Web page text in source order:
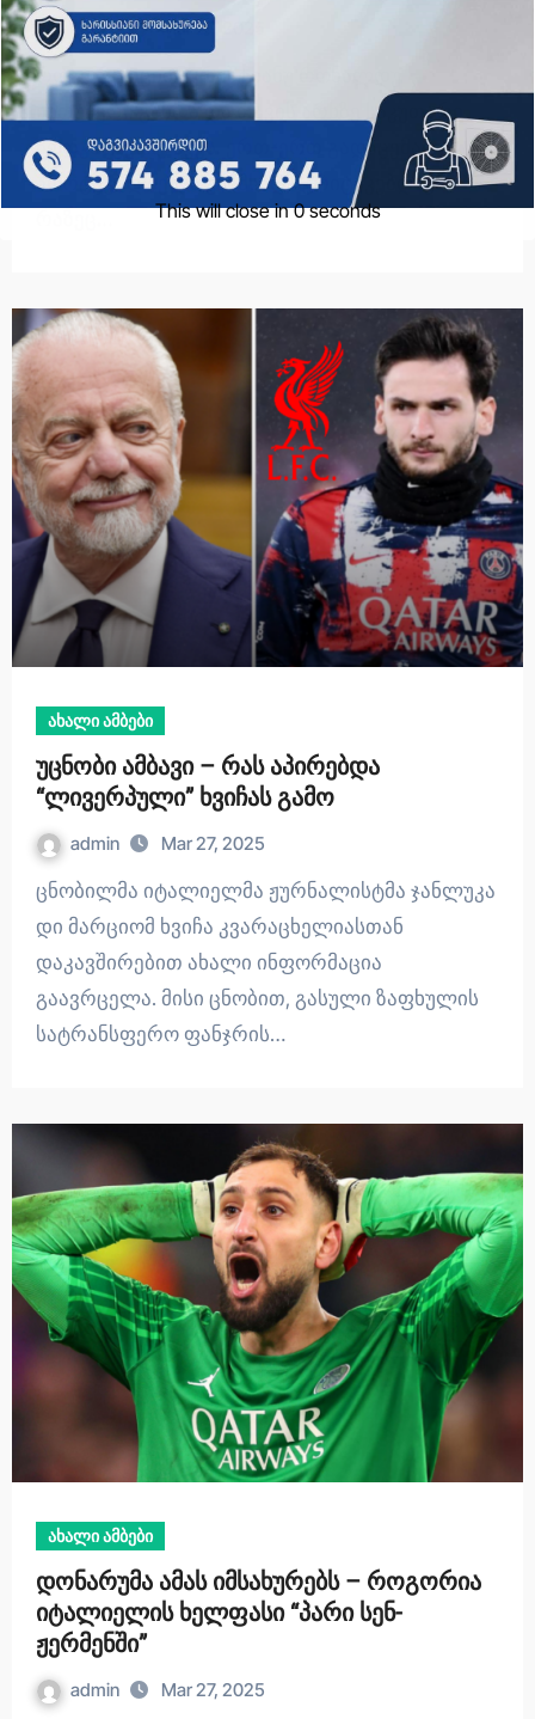
admin Mar 27, 2025
როგორც იცით, კრიშტიანუ რონალდუ
იუთუბერი გახდა და თავის არხზე საკუთარი
პოდკასტებიც აქვს. ერთ-ერთ გადაცემაში,
პორტუგალიელს უხამსად აკრიტიკებდნენ,
ახალი ამბები
უცნობი ამბავი – რას აპირებდა
“ლივერპული” ხვიჩას გამო
admin Mar 27, 2025
ცნობილმა იტალიელმა ჟურნალისტმა ჯანლუკა
დი მარციომ ხვიჩა კვარაცხელიასთან
დაკავშირებით ახალი ინფორმაცია
გაავრცელა. მისი ცნობით, გასული ზაფხულის
სატრანსფერო ფანჯრის…
ახალი ამბები
დონარუმა ამას იმსახურებს – როგორია
იტალიელის ხელფასი “პარი სენ-
ჟერმენში”
admin Mar 27, 2025